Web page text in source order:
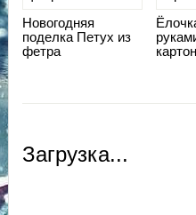
Новогодняя
поделка Петух из
фетра
Загрузка...